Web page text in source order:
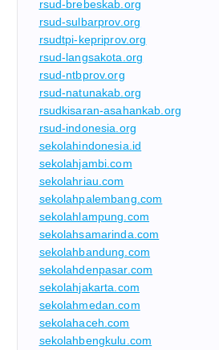
rsud-brebeskab.org
rsud-sulbarprov.org
rsudtpi-kepriprov.org
rsud-langsakota.org
rsud-ntbprov.org
rsud-natunakab.org
rsudkisaran-asahankab.org
rsud-indonesia.org
sekolahindonesia.id
sekolahjambi.com
sekolahriau.com
sekolahpalembang.com
sekolahlampung.com
sekolahsamarinda.com
sekolahbandung.com
sekolahdenpasar.com
sekolahjakarta.com
sekolahmedan.com
sekolahaceh.com
sekolahbengkulu.com